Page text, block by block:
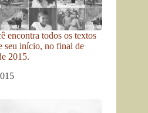
encontra todos os textos
seu início, no final de
2015.